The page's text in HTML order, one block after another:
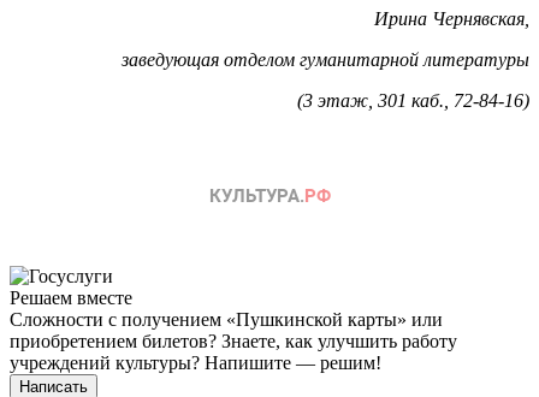
Ирина Чернявская,
заведующая отделом гуманитарной литературы
(3 этаж, 301 каб., 72-84-16)
Решаем вместе
Сложности с получением «Пушкинской карты» или
приобретением билетов? Знаете, как улучшить работу
учреждений культуры? Напишите — решим!
Написать